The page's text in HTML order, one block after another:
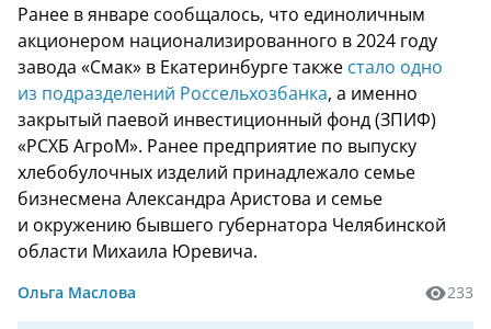
Ранее в январе сообщалось, что единоличным
акционером национализированного в 2024 году
завода «Смак» в Екатеринбурге также стало одно
из подразделений Россельхозбанка, а именно
закрытый паевой инвестиционный фонд (ЗПИФ)
«РСХБ АгроМ». Ранее предприятие по выпуску
хлебобулочных изделий принадлежало семье
бизнесмена Александра Аристова и семье
и окружению бывшего губернатора Челябинской
области Михаила Юревича.
Ольга Маслова 233